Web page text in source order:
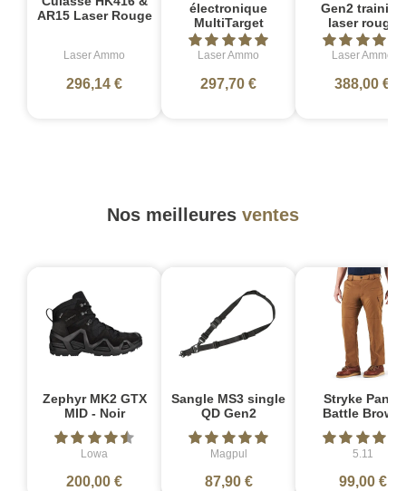
AR15 Laser Rouge
Laser Ammo
296,14 €
électronique
MultiTarget
Laser Ammo
297,70 €
Gen2 training
laser rouge
Laser Ammo
388,00 €
Nos meilleures ventes
Zephyr MK2 GTX
MID - Noir
Lowa
200,00 €
Sangle MS3 single
QD Gen2
Magpul
87,90 €
Stryke Pant -
Battle Brown
5.11
99,00 €